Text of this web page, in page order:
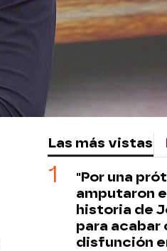
Las más vistas
"Por una
amputaron
historia de
para acabar
disfunción